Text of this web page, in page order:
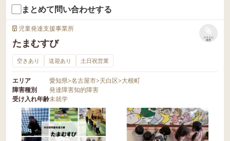
まとめて問い合わせする
児童発達支援事業所
たまむすび
リストに
保存
空きあり 送迎あり 土日祝営業
エリア 愛知県>名古屋市>天白区>大根町
障害種別
発達障害知的障害
受け入れ年齢未就学